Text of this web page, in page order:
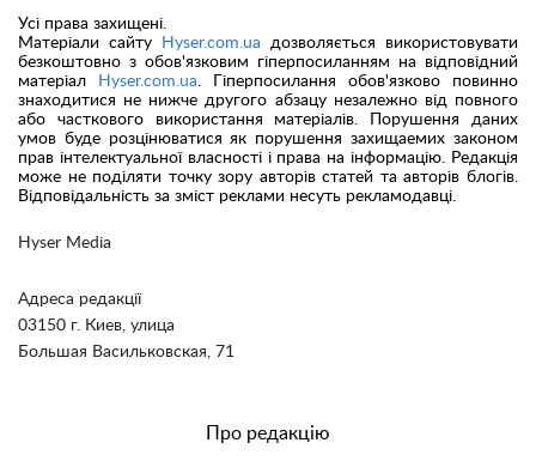
Hyser Media
Адреса редакції
03150 г. Киев, улица
Большая Васильковская, 71
Усі права захищені.
Матеріали сайту
Hyser.com.ua дозволяється використовувати
безкоштовно з обов'язковим гіперпосиланням на відповідний
матеріал
Hyser.com.ua . Гіперпосилання обов'язково повинно
знаходитися не нижче другого абзацу незалежно від повного
або часткового використання матеріалів. Порушення даних
умов буде розцінюватися як порушення захищаемих законом
прав інтелектуальної власності і права на інформацію. Редакція
може не поділяти точку зору авторів статей та авторів блогів.
Відповідальність за зміст реклами несуть рекламодавці.
Про редакцію